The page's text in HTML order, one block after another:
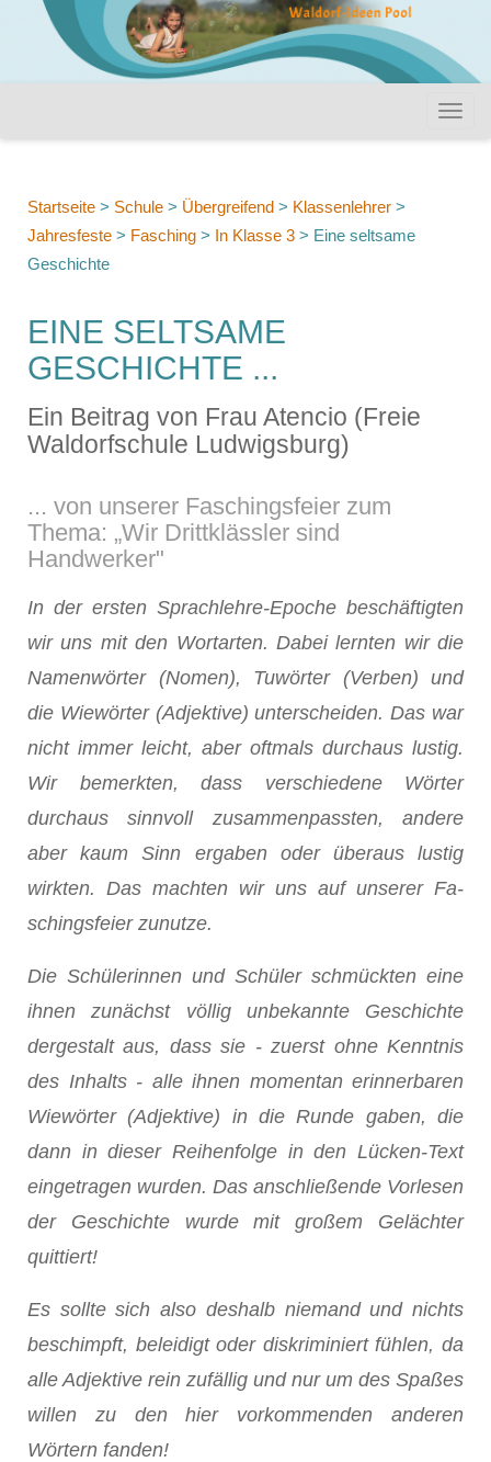
Startseite > Schule > Übergreifend > Klassenlehrer >
Jahresfeste > Fasching > In Klasse 3 > Eine seltsame
Geschichte
EINE SELTSAME
GESCHICHTE ...
Ein Beitrag von Frau Atencio (Freie
Waldorfschule Ludwigsburg)
... von unserer Fa­schingsfeier zum
Thema: „Wir Drittklässler sind
Handwerker"
In der ersten Sprachlehre-Epoche beschäftigten
wir uns mit den Wortarten. Dabei lernten wir die
Namenwörter (Nomen), Tuwörter (Verben) und
die Wiewörter (Adjektive) unterschei­den. Das war
nicht immer leicht, aber oftmals durchaus lustig.
Wir bemerkten, dass verschiedene Wörter
durchaus sinnvoll zusammenpassten, andere
aber kaum Sinn ergaben oder überaus lustig
wirkten. Das machten wir uns auf unserer Fa­
schingsfeier zunutze.
Die Schülerinnen und Schüler schmückten eine
ihnen zu­nächst völlig unbekannte Geschichte
dergestalt aus, dass sie - zuerst ohne Kenntnis
des Inhalts - alle ihnen momentan erin­nerbaren
Wiewörter (Adjektive) in die Runde gaben, die
dann in dieser Reihenfolge in den Lücken-Text
eingetragen wurden. Das anschließende Vorlesen
der Geschichte wurde mit gro­ßem Gelächter
quittiert!
Es sollte sich also deshalb niemand und nichts
beschimpft, beleidigt oder diskriminiert fühlen, da
alle Adjektive rein zufällig und nur um des Spaßes
willen zu den hier vorkommenden anderen
Wörtern fanden!